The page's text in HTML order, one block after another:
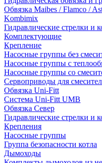
Обвязка Maibes / Flamco /
Kombimix
Гидравлические стрелки и
Комплектующие
Крепление
Насосные группы без
Насосные группы с
Насосные группы со
Сервоприводы для
Обвязка Uni-Fitt
Система Uni-Fitt UMB
Обвязка Север
Гидравлические стрелки и
Крепления
Насосные группы
Группа безопасности котла
Дымоходы